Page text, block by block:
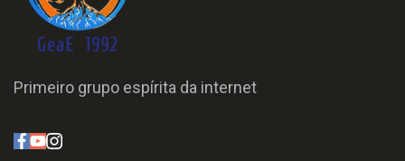
Primeiro grupo espírita da internet